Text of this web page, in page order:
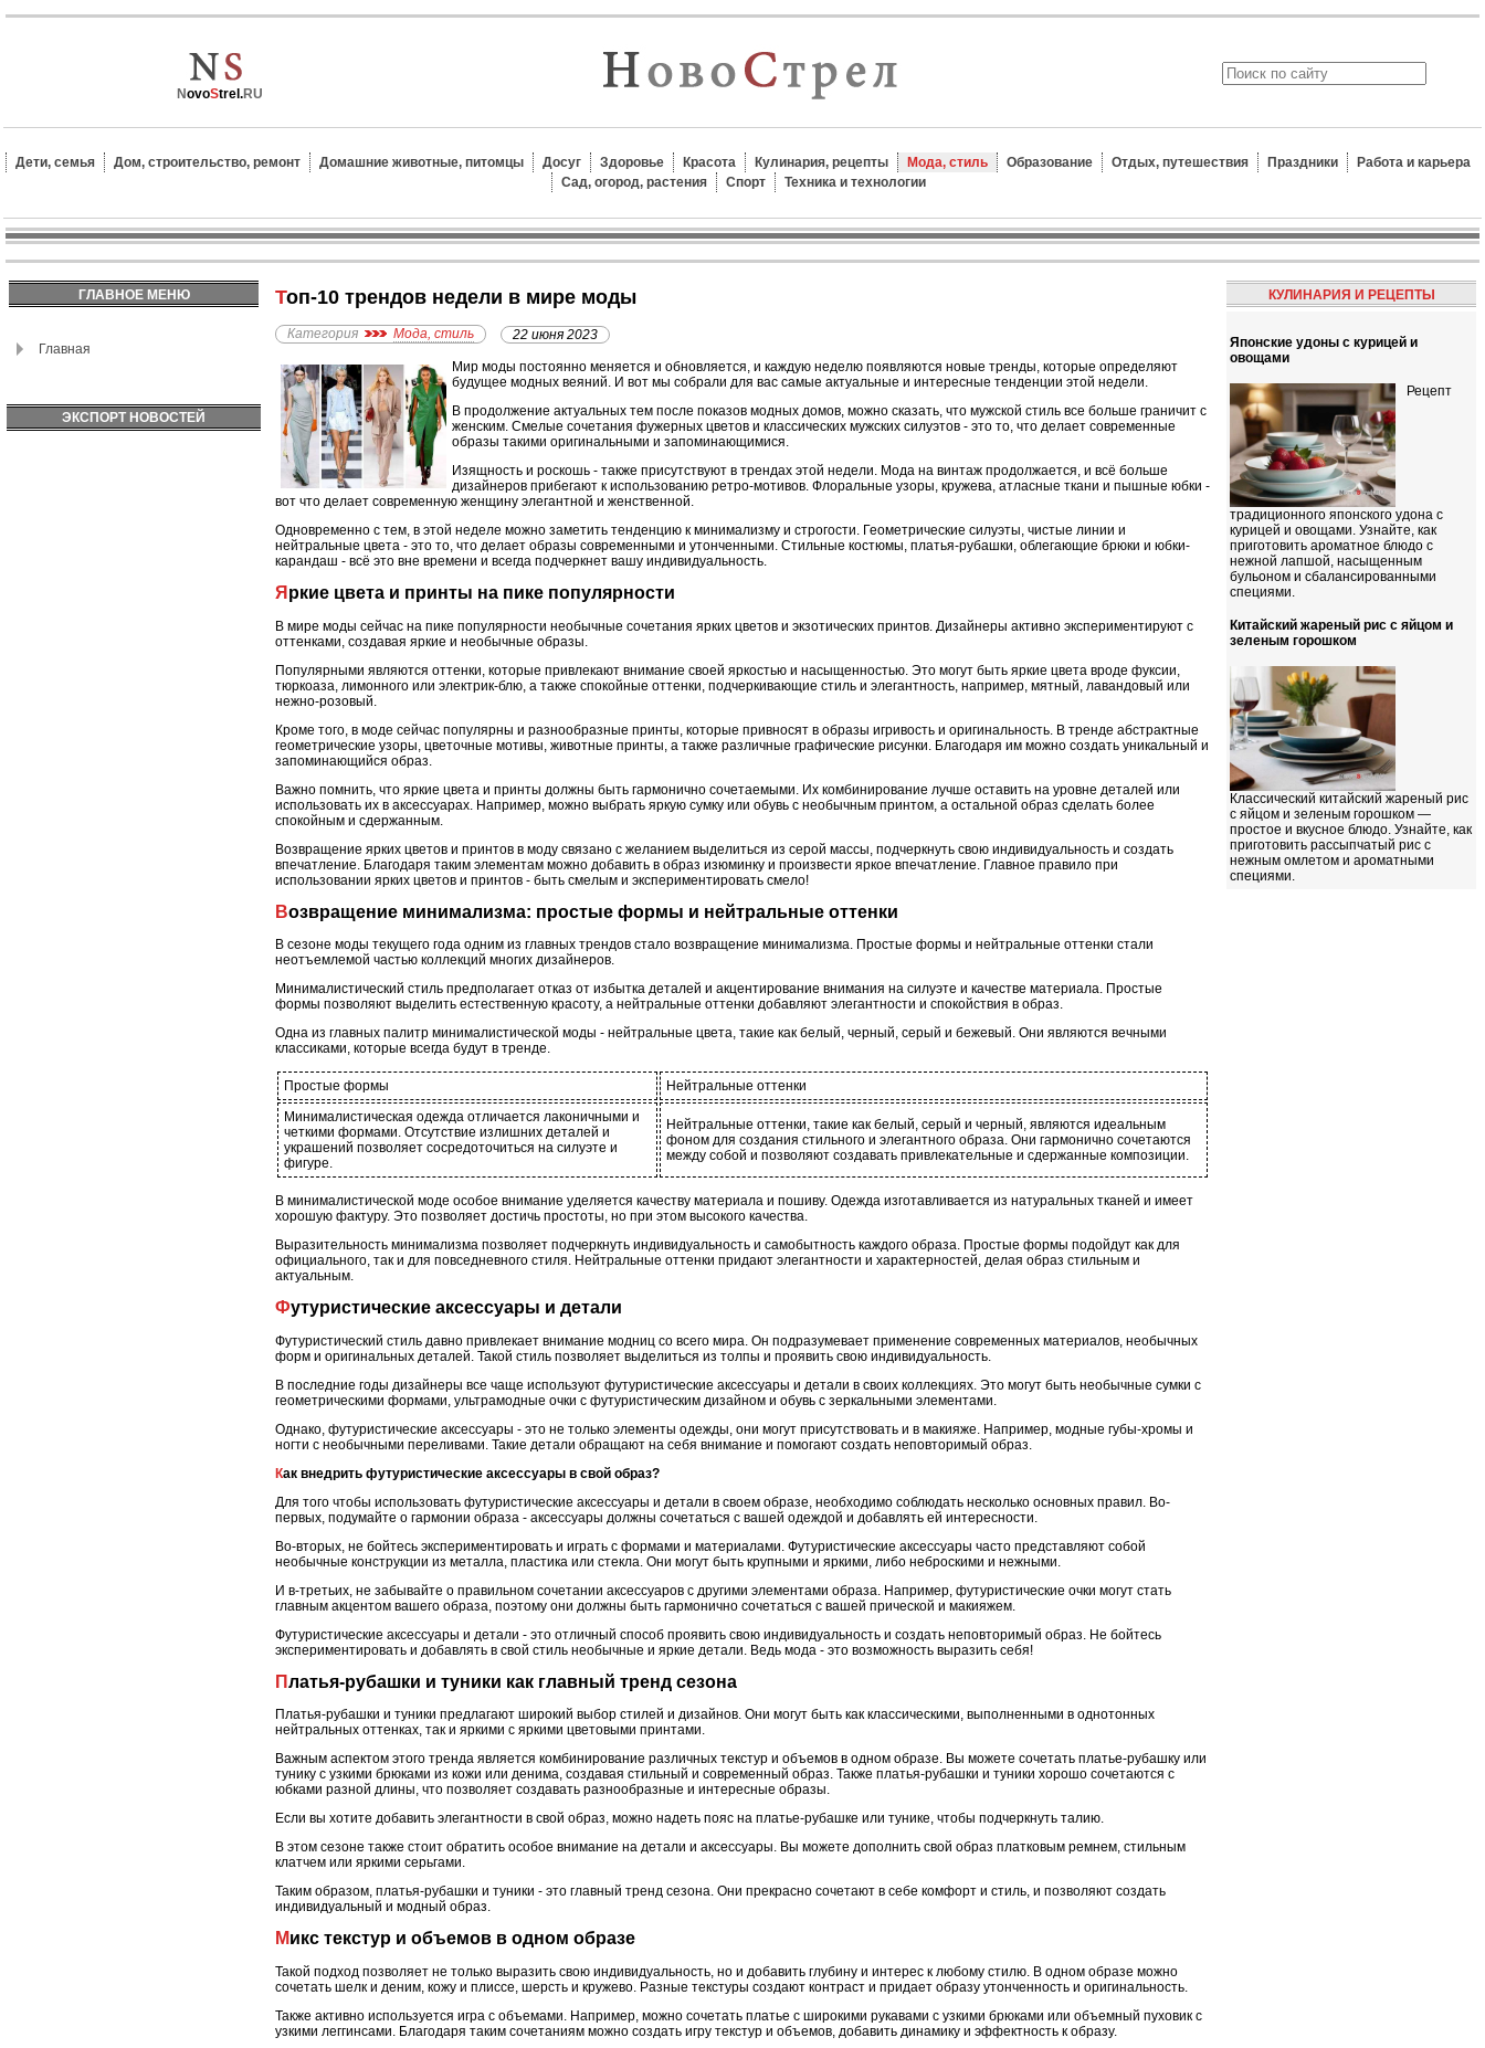
NovoStrel.RU
Дети, семья Дом, строительство, ремонт Домашние животные, питомцы Досуг Здоровье Красота Кулинария, рецепты Мода, стиль Образование Отдых, путешествия Праздники
Работа и карьера
Сад, огород, растения
Спорт Техника и технологии
ГЛАВНОЕ МЕНЮ
Главная
ЭКСПОРТ НОВОСТЕЙ
Топ-10 трендов недели в мире моды
Категория Мода, стиль 22 июня 2023
Мир моды постоянно меняется и обновляется, и каждую неделю появляются новые тренды, которые определяют
будущее модных веяний. И вот мы собрали для вас самые актуальные и интересные тенденции этой недели.
В продолжение актуальных тем после показов модных домов, можно сказать, что мужской стиль все больше граничит с
женским. Смелые сочетания фужерных цветов и классических мужских силуэтов - это то, что делает современные
образы такими оригинальными и запоминающимися.
Изящность и роскошь - также присутствуют в трендах этой недели. Мода на винтаж продолжается, и всё больше
дизайнеров прибегают к использованию ретро-мотивов. Флоральные узоры, кружева, атласные ткани и пышные юбки -
вот что делает современную женщину элегантной и женственной.
Одновременно с тем, в этой неделе можно заметить тенденцию к минимализму и строгости. Геометрические силуэты, чистые линии и
нейтральные цвета - это то, что делает образы современными и утонченными. Стильные костюмы, платья-рубашки, облегающие брюки и юбки-
карандаш - всё это вне времени и всегда подчеркнет вашу индивидуальность.
Яркие цвета и принты на пике популярности
В мире моды сейчас на пике популярности необычные сочетания ярких цветов и экзотических принтов. Дизайнеры активно экспериментируют с
оттенками, создавая яркие и необычные образы.
Популярными являются оттенки, которые привлекают внимание своей яркостью и насыщенностью. Это могут быть яркие цвета вроде фуксии,
тюркоаза, лимонного или электрик-блю, а также спокойные оттенки, подчеркивающие стиль и элегантность, например, мятный, лавандовый или
нежно-розовый.
Кроме того, в моде сейчас популярны и разнообразные принты, которые привносят в образы игривость и оригинальность. В тренде абстрактные
геометрические узоры, цветочные мотивы, животные принты, а также различные графические рисунки. Благодаря им можно создать уникальный и
запоминающийся образ.
Важно помнить, что яркие цвета и принты должны быть гармонично сочетаемыми. Их комбинирование лучше оставить на уровне деталей или
использовать их в аксессуарах. Например, можно выбрать яркую сумку или обувь с необычным принтом, а остальной образ сделать более
спокойным и сдержанным.
Возвращение ярких цветов и принтов в моду связано с желанием выделиться из серой массы, подчеркнуть свою индивидуальность и создать
впечатление. Благодаря таким элементам можно добавить в образ изюминку и произвести яркое впечатление. Главное правило при
использовании ярких цветов и принтов - быть смелым и экспериментировать смело!
Возвращение минимализма: простые формы и нейтральные оттенки
В сезоне моды текущего года одним из главных трендов стало возвращение минимализма. Простые формы и нейтральные оттенки стали
неотъемлемой частью коллекций многих дизайнеров.
Минималистический стиль предполагает отказ от избытка деталей и акцентирование внимания на силуэте и качестве материала. Простые
формы позволяют выделить естественную красоту, а нейтральные оттенки добавляют элегантности и спокойствия в образ.
Одна из главных палитр минималистической моды - нейтральные цвета, такие как белый, черный, серый и бежевый. Они являются вечными
классиками, которые всегда будут в тренде.
Простые формы
Нейтральные оттенки
Минималистическая одежда отличается лаконичными и
четкими формами. Отсутствие излишних деталей и
украшений позволяет сосредоточиться на силуэте и
фигуре.
Нейтральные оттенки, такие как белый, серый и черный, являются идеальным
фоном для создания стильного и элегантного образа. Они гармонично сочетаются
между собой и позволяют создавать привлекательные и сдержанные композиции.
В минималистической моде особое внимание уделяется качеству материала и пошиву. Одежда изготавливается из натуральных тканей и имеет
хорошую фактуру. Это позволяет достичь простоты, но при этом высокого качества.
Выразительность минимализма позволяет подчеркнуть индивидуальность и самобытность каждого образа. Простые формы подойдут как для
официального, так и для повседневного стиля. Нейтральные оттенки придают элегантности и характерностей, делая образ стильным и
актуальным.
Футуристические аксессуары и детали
Футуристический стиль давно привлекает внимание модниц со всего мира. Он подразумевает применение современных материалов, необычных
форм и оригинальных деталей. Такой стиль позволяет выделиться из толпы и проявить свою индивидуальность.
В последние годы дизайнеры все чаще используют футуристические аксессуары и детали в своих коллекциях. Это могут быть необычные сумки с
геометрическими формами, ультрамодные очки с футуристическим дизайном и обувь с зеркальными элементами.
Однако, футуристические аксессуары - это не только элементы одежды, они могут присутствовать и в макияже. Например, модные губы-хромы и
ногти с необычными переливами. Такие детали обращают на себя внимание и помогают создать неповторимый образ.
Как внедрить футуристические аксессуары в свой образ?
Для того чтобы использовать футуристические аксессуары и детали в своем образе, необходимо соблюдать несколько основных правил. Во-
первых, подумайте о гармонии образа - аксессуары должны сочетаться с вашей одеждой и добавлять ей интересности.
Во-вторых, не бойтесь экспериментировать и играть с формами и материалами. Футуристические аксессуары часто представляют собой
необычные конструкции из металла, пластика или стекла. Они могут быть крупными и яркими, либо неброскими и нежными.
И в-третьих, не забывайте о правильном сочетании аксессуаров с другими элементами образа. Например, футуристические очки могут стать
главным акцентом вашего образа, поэтому они должны быть гармонично сочетаться с вашей прической и макияжем.
Футуристические аксессуары и детали - это отличный способ проявить свою индивидуальность и создать неповторимый образ. Не бойтесь
экспериментировать и добавлять в свой стиль необычные и яркие детали. Ведь мода - это возможность выразить себя!
Платья-рубашки и туники как главный тренд сезона
Платья-рубашки и туники предлагают широкий выбор стилей и дизайнов. Они могут быть как классическими, выполненными в однотонных
нейтральных оттенках, так и яркими с яркими цветовыми принтами.
Важным аспектом этого тренда является комбинирование различных текстур и объемов в одном образе. Вы можете сочетать платье-рубашку или
тунику с узкими брюками из кожи или денима, создавая стильный и современный образ. Также платья-рубашки и туники хорошо сочетаются с
юбками разной длины, что позволяет создавать разнообразные и интересные образы.
Если вы хотите добавить элегантности в свой образ, можно надеть пояс на платье-рубашке или тунике, чтобы подчеркнуть талию.
В этом сезоне также стоит обратить особое внимание на детали и аксессуары. Вы можете дополнить свой образ платковым ремнем, стильным
клатчем или яркими серьгами.
Таким образом, платья-рубашки и туники - это главный тренд сезона. Они прекрасно сочетают в себе комфорт и стиль, и позволяют создать
индивидуальный и модный образ.
Микс текстур и объемов в одном образе
Такой подход позволяет не только выразить свою индивидуальность, но и добавить глубину и интерес к любому стилю. В одном образе можно
сочетать шелк и деним, кожу и плиссе, шерсть и кружево. Разные текстуры создают контраст и придает образу утонченность и оригинальность.
Также активно используется игра с объемами. Например, можно сочетать платье с широкими рукавами с узкими брюками или объемный пуховик с
узкими леггинсами. Благодаря таким сочетаниям можно создать игру текстур и объемов, добавить динамику и эффектность к образу.
КУЛИНАРИЯ И РЕЦЕПТЫ
Японские удоны с курицей и
овощами
Рецепт
традиционного японского удона с
курицей и овощами. Узнайте, как
приготовить ароматное блюдо с
нежной лапшой, насыщенным
бульоном и сбалансированными
специями.
Китайский жареный рис с яйцом и
зеленым горошком
Классический китайский жареный рис
с яйцом и зеленым горошком —
простое и вкусное блюдо. Узнайте, как
приготовить рассыпчатый рис с
нежным омлетом и ароматными
специями.